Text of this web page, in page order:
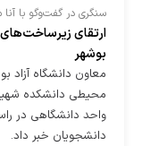
سنگری در گفت‌وگو با
ارتقای
بوشهر
معاون دانشگاه آزاد
محیطی دانشکده
واحد دانشگاهی در
دانشجویان خبر داد.